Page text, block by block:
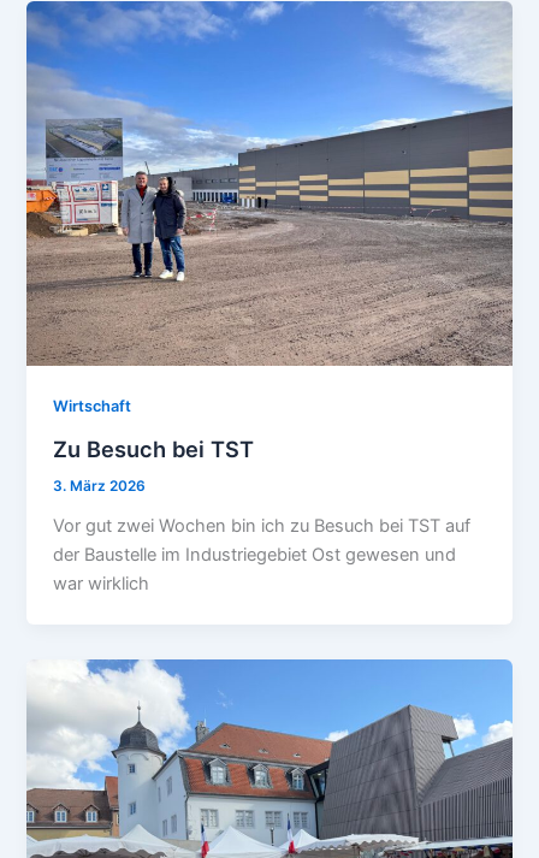
Wirtschaft
Zu Besuch bei TST
3. März 2026
Vor gut zwei Wochen bin ich zu Besuch bei TST auf
der Baustelle im Industriegebiet Ost gewesen und
war wirklich